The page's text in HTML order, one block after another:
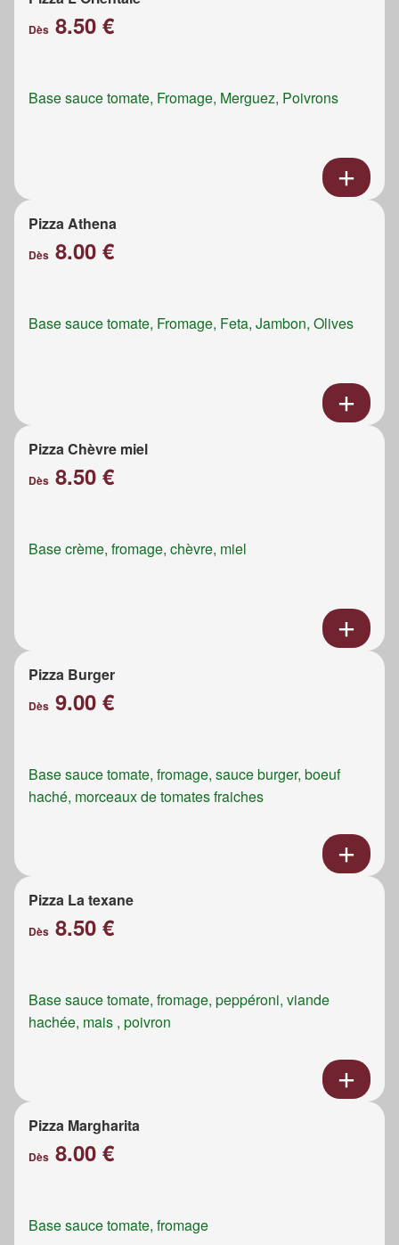
Dès 8.50 €
Base sauce tomate, Fromage, Merguez, Poivrons
Pizza Athena
Dès 8.00 €
Base sauce tomate, Fromage, Feta, Jambon, Olives
Pizza Chèvre miel
Dès 8.50 €
Base crème, fromage, chèvre, miel
Pizza Burger
Dès 9.00 €
Base sauce tomate, fromage, sauce burger, boeuf
haché, morceaux de tomates fraiches
Pizza La texane
Dès 8.50 €
Base sauce tomate, fromage, peppéroni, viande
hachée, mais , poivron
Pizza Margharita
Dès 8.00 €
Base sauce tomate, fromage